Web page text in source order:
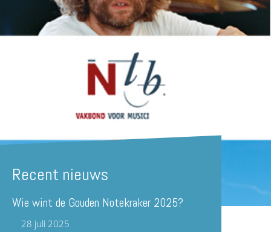
Recent nieuws
Wie wint de Gouden Notekraker 2025?
28 juli 2025